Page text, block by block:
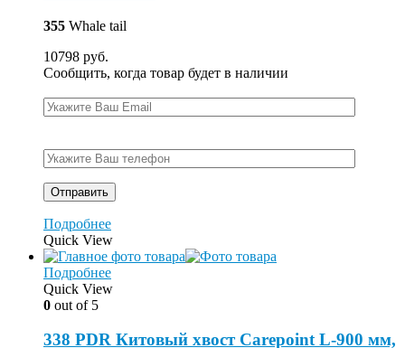
355 Whale tail
10798 руб.
Сообщить, когда товар будет в наличии
Подробнее
Quick View
Подробнее
Quick View
0 out of 5
338 PDR Китовый хвост Carepoint L-900 мм,